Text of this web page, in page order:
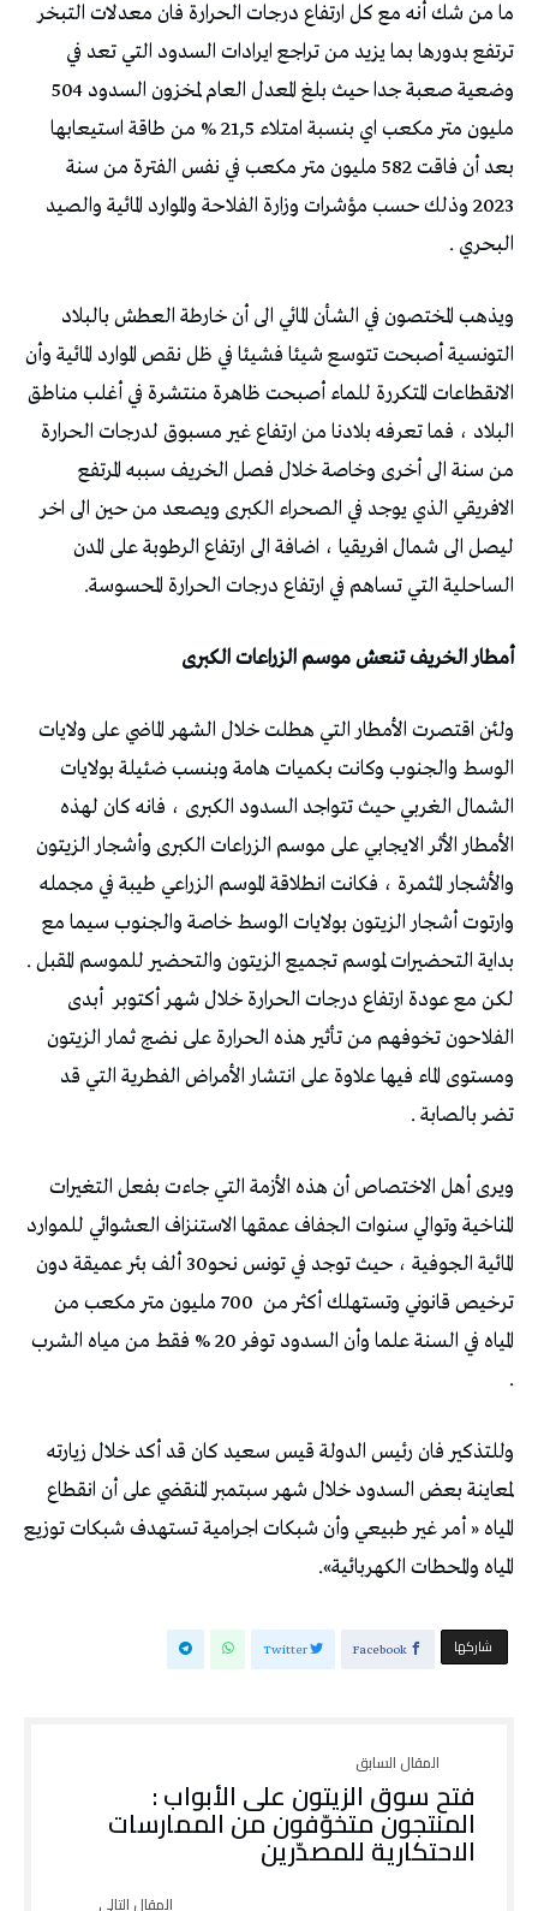
ما من شك أنه مع كل ارتفاع درجات الحرارة فان معدلات التبخر
ترتفع بدورها بما يزيد من تراجع ايرادات السدود التي تعد في
وضعية صعبة جدا حيث بلغ المعدل العام لمخزون السدود 504
مليون متر مكعب اي بنسبة امتلاء 21,5 % من طاقة استيعابها
بعد أن فاقت 582 مليون متر مكعب في نفس الفترة من سنة
2023 وذلك حسب مؤشرات وزارة الفلاحة والموارد المائية والصيد
البحري .
ويذهب المختصون في الشأن المائي الى أن خارطة العطش بالبلاد
التونسية أصبحت تتوسع شيئا فشيئا في ظل نقص الموارد المائية وأن
الانقطاعات المتكررة للماء أصبحت ظاهرة منتشرة في أغلب مناطق
البلاد ، فما تعرفه بلادنا من ارتفاع غير مسبوق لدرجات الحرارة
من سنة الى أخرى وخاصة خلال فصل الخريف سببه المرتفع
الافريقي الذي يوجد في الصحراء الكبرى ويصعد من حين الى اخر
ليصل الى شمال افريقيا ، اضافة الى ارتفاع الرطوبة على المدن
الساحلية التي تساهم في ارتفاع درجات الحرارة المحسوسة.
أمطار الخريف تنعش موسم الزراعات الكبرى
ولئن اقتصرت الأمطار التي هطلت خلال الشهر الماضي على ولايات
الوسط والجنوب وكانت بكميات هامة وبنسب ضئيلة بولايات
الشمال الغربي حيث تتواجد السدود الكبرى ، فانه كان لهذه
الأمطار الأثر الايجابي على موسم الزراعات الكبرى وأشجار الزيتون
والأشجار المثمرة ، فكانت انطلاقة الموسم الزراعي طيبة في مجمله
وارتوت أشجار الزيتون بولايات الوسط خاصة والجنوب سيما مع
بداية التحضيرات لموسم تجميع الزيتون والتحضير للموسم المقبل .
لكن مع عودة ارتفاع درجات الحرارة خلال شهر أكتوبر أبدى
الفلاحون تخوفهم من تأثير هذه الحرارة على نضج ثمار الزيتون
ومستوى الماء فيها علاوة على انتشار الأمراض الفطرية التي قد
تضر بالصابة .
ويرى أهل الاختصاص أن هذه الأزمة التي جاءت بفعل التغيرات
المناخية وتوالي سنوات الجفاف عمقها الاستنزاف العشوائي للموارد
المائية الجوفية ، حيث توجد في تونس نحو30 ألف بئر عميقة دون
ترخيص قانوني وتستهلك أكثر من
700 مليون متر مكعب من
المياه في السنة علما وأن السدود توفر 20 % فقط من مياه الشرب
.
وللتذكير فان رئيس الدولة قيس سعيد كان قد أكد خلال زيارته
لمعاينة بعض السدود خلال شهر سبتمبر المنقضي على أن انقطاع
المياه « أمر غير طبيعي وأن شبكات اجرامية تستهدف شبكات توزيع
المياه والمحطات الكهربائية».
‫‫ شاركها‬ Facebook
Twitter
فتح سوق الزيتون على الأبواب :
المنتجون متخوّفون من الممارسات
الاحتكارية للمصدّرين